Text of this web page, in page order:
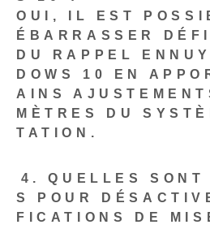
OUI, IL EST
ÉBARRASSER
DU RAPPEL
DOWS 10 EN
AINS
MÈTRES DU
TATION.
⁣4. QUELLES SONT
S POUR
FICATIONS DE